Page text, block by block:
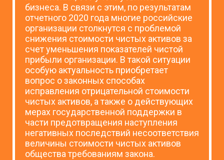
бизнеса. В связи с этим, по результатам
отчетного 2020 года многие российские
организации столкнутся с проблемой
снижения стоимости чистых активов за
счет уменьшения показателей чистой
прибыли организации. В такой ситуации
особую актуальность приобретает
вопрос о законных способах
исправления отрицательной стоимости
чистых активов, а также о действующих
мерах государственной поддержки в
части предотвращения наступления
негативных последствий несоответствия
величины стоимости чистых активов
общества требованиям закона.